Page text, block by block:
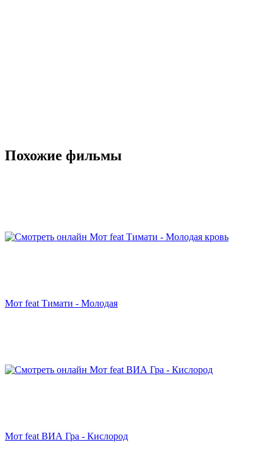
Похожие фильмы
Мот feat Тимати - Молодая
Мот feat ВИА Гра - Кислород